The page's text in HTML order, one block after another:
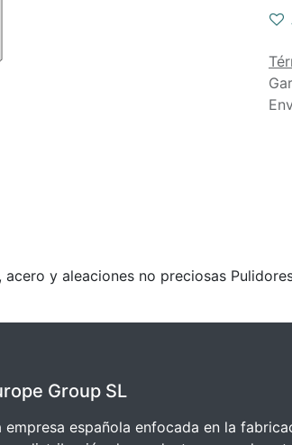
y aleaciones no preciosas
Group SL
empresa española enfocada en la